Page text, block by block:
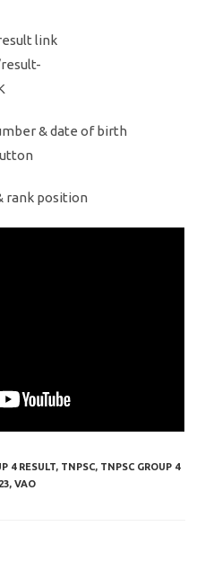
link
& date of birth
rank position
4 RESULT, TNPSC, TNPSC GROUP 4
, VAO